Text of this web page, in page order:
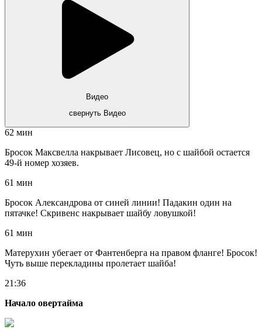
Видео
свернуть Видео
62 мин
Бросок Максвелла накрывает Лисовец, но с шайбой остается
49-й номер хозяев.
61 мин
Бросок Александрова от синей линии! Падакин один на
пятачке! Скривенс накрывает шайбу ловушкой!
61 мин
Матерухин убегает от Фантенберга на правом фланге! Бросок!
Чуть выше перекладины пролетает шайба!
21:36
Начало овертайма